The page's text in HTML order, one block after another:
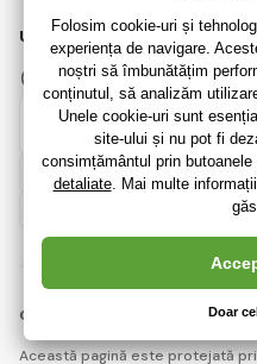
Romanian
URMĂRIȚI-NE
Facebook Instagram
© 2018 - 2026 RaiJucării.ro,
Această pagină este protejată